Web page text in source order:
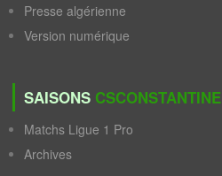
Presse algérienne
Version numérique
SAISONS CSCONSTANTINE
Matchs Ligue 1 Pro
Archives